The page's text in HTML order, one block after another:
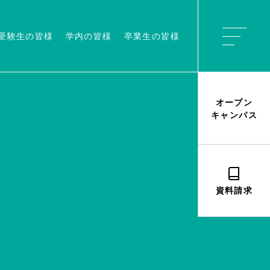
験生の皆様 学内の皆様 卒業生の皆様
オープン
キャンパス
資料請求